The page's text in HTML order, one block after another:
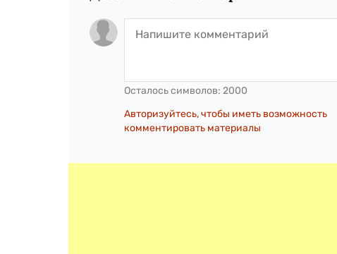
Осталось символов: 2000
Авторизуйтесь, чтобы иметь возможность
комментировать материалы